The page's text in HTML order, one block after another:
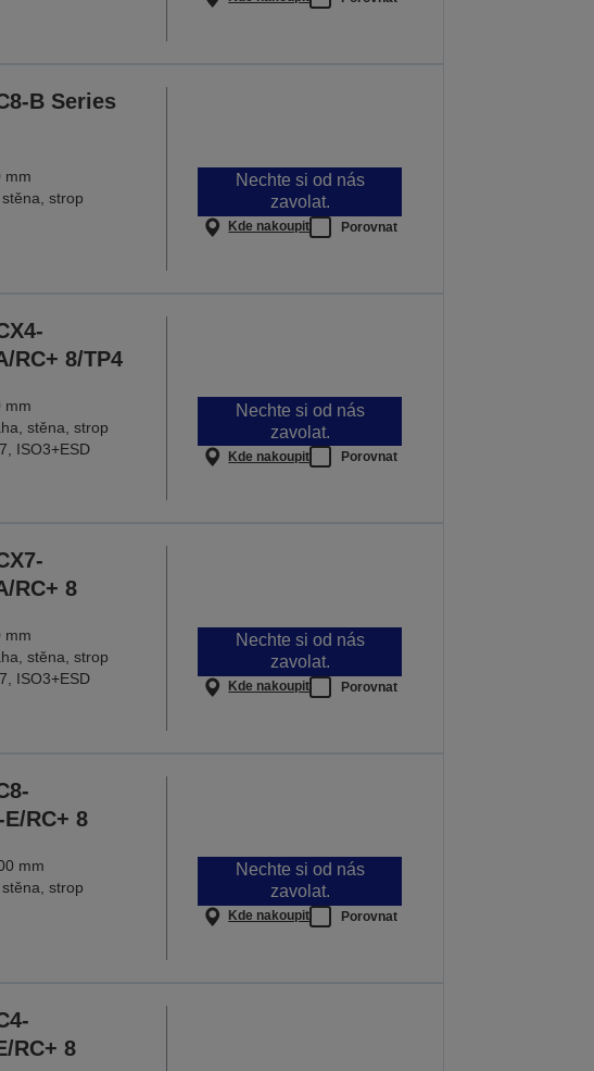
B Series
mm
strop
Nechte si od nás
zavolat.
Kde nakoupit Porovnat
RC+ 8/TP4
mm
stěna, strop
ISO3+ESD
Nechte si od nás
zavolat.
Kde nakoupit Porovnat
RC+ 8
mm
stěna, strop
ISO3+ESD
Nechte si od nás
zavolat.
Kde nakoupit Porovnat
RC+ 8
mm
strop
Nechte si od nás
zavolat.
Kde nakoupit Porovnat
RC+ 8